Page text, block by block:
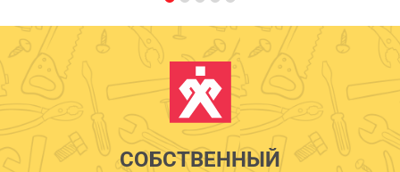
СОБСТВЕННЫЙ